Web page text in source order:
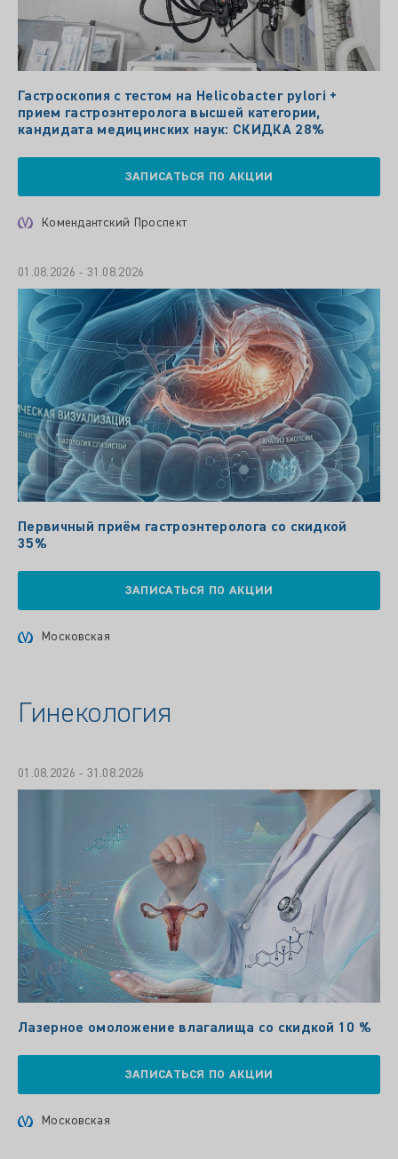
Гастроскопия с тестом на Helicobacter pylori +
прием гастроэнтеролога высшей категории,
кандидата медицинских наук: СКИДКА 28%
ЗАПИСАТЬСЯ ПО АКЦИИ
Комендантский Проспект
01.08.2026 - 31.08.2026
Первичный приём гастроэнтеролога со скидкой
35%
ЗАПИСАТЬСЯ ПО АКЦИИ
Московская
Гинекология
01.08.2026 - 31.08.2026
Лазерное омоложение влагалища со скидкой 10 %
ЗАПИСАТЬСЯ ПО АКЦИИ
Московская